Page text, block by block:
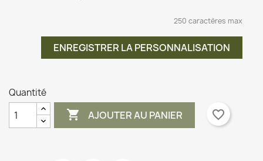
250 caractères max
ENREGISTRER LA PERSONNALISATION
Quantité
 AJOUTER AU PANIER favorite_border